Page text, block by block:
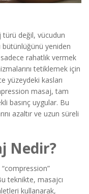
değil, vücudun
yeniden
rahatlık vermek
tetiklemek için
yüzeydeki kasları
masaj, tam
basınç uygular. Bu
azaltır ve uzun süreli
Nedir?
teknikte, masajcı
kullanarak,